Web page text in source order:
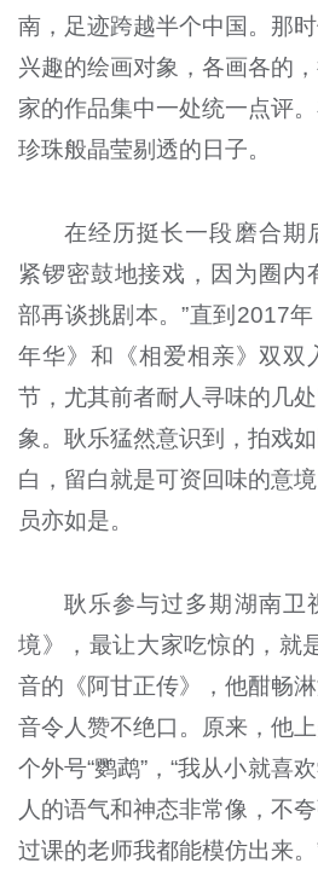
南，足迹跨越半个中国。那
兴趣的绘画对象，各画各的
家的作品集中一处统一点评
珍珠般晶莹剔透的日子。
在经历挺长一段磨合期
紧锣密鼓地接戏，因为圈内
部再谈挑剧本。”直到2017
年华》和《相爱相亲》双双
节，尤其前者耐人寻味的几
象。耿乐猛然意识到，拍戏
白，留白就是可资回味的意
员亦如是。
耿乐参与过多期湖南卫
境》，最让大家吃惊的，就
音的《阿甘正传》，他酣畅
音令人赞不绝口。原来，他
个外号“鹦鹉”，“我从小就喜
人的语气和神态非常像，不
过课的老师我都能模仿出来。